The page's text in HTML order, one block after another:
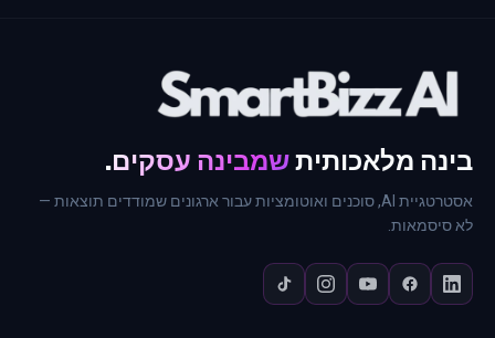
בינה מלאכותיתשמבינה עסקים.
אסטרטגיית AI, סוכנים ואוטומציות עבור ארגונים שמודדים תוצאות —
לא סיסמאות.